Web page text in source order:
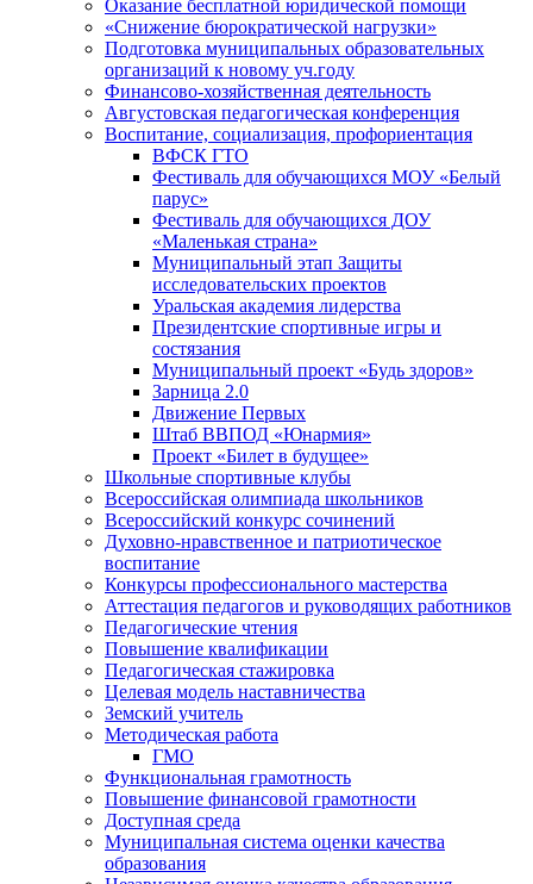
Оказание бесплатной юридической помощи
«Снижение бюрократической нагрузки»
Подготовка муниципальных образовательных
организаций к новому уч.году
Финансово-хозяйственная деятельность
Августовская педагогическая конференция
Воспитание, социализация, профориентация
ВФСК ГТО
Фестиваль для обучающихся МОУ «Белый
парус»
Фестиваль для обучающихся ДОУ
«Маленькая страна»
Муниципальный этап Защиты
исследовательских проектов
Уральская академия лидерства
Президентские спортивные игры и
состязания
Муниципальный проект «Будь здоров»
Зарница 2.0
Движение Первых
Штаб ВВПОД «Юнармия»
Проект «Билет в будущее»
Школьные спортивные клубы
Всероссийская олимпиада школьников
Всероссийский конкурс сочинений
Духовно-нравственное и патриотическое
воспитание
Конкурсы профессионального мастерства
Аттестация педагогов и руководящих работников
Педагогические чтения
Повышение квалификации
Педагогическая стажировка
Целевая модель наставничества
Земский учитель
Методическая работа
ГМО
Функциональная грамотность
Повышение финансовой грамотности
Доступная среда
Муниципальная система оценки качества
образования